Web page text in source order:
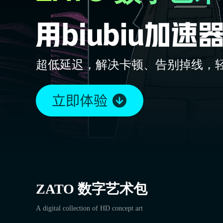
超低延迟，解决卡顿、告别掉线，
ZATO 数字艺术包
A digital collection of HD concept art